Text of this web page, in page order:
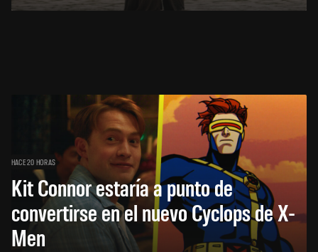
HACE 20 HORAS
Kit Connor estaría a punto de
convertirse en el nuevo Cyclops de X-
Men